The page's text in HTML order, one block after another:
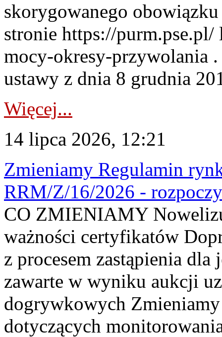
skorygowanego
stronie https://
mocy-okresy-przywolania
ustawy z dnia 8 grudnia
Więcej...
14 lipca 2026, 12:21
Zmieniamy Regulamin
RRM/Z/16/2026 -
CO ZMIENIAMY
ważności certyfikatów
z procesem zastąpienia
zawarte w wyniku aukcji
dogrywkowych Zmieniamy
dotyczących